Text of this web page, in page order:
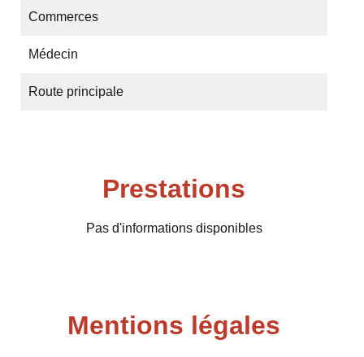
Commerces
Médecin
Route principale
Prestations
Pas d'informations disponibles
Mentions légales